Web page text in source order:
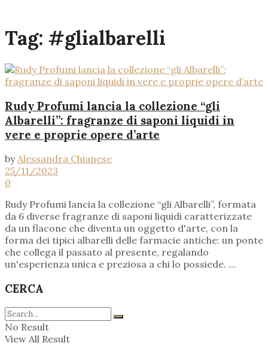
Tag: #glialbarelli
Rudy Profumi lancia la collezione “gli
Albarelli”: fragranze di saponi liquidi in
vere e proprie opere d’arte
by Alessandra Chianese
25/11/2023
0
Rudy Profumi lancia la collezione “gli Albarelli”, formata
da 6 diverse fragranze di saponi liquidi caratterizzate
da un flacone che diventa un oggetto d'arte, con la
forma dei tipici albarelli delle farmacie antiche: un ponte
che collega il passato al presente, regalando
un'esperienza unica e preziosa a chi lo possiede. ...
CERCA
No Result
View All Result